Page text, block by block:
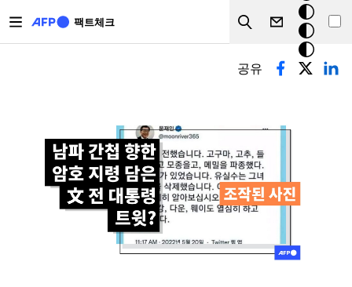
팩트체크
Search
크
모
드
기본탭
공유